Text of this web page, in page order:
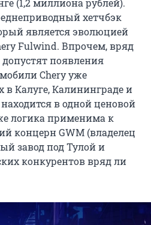
(1,2 миллиона рублей).
хетчбэк
является эволюцией
Fulwind. Впрочем, вряд
появления
Chery уже
в Калуге, Калининграде и
в одной ценовой
логика применима к
концерн GWM (владелец
завод под Тулой и
конкурентов вряд ли